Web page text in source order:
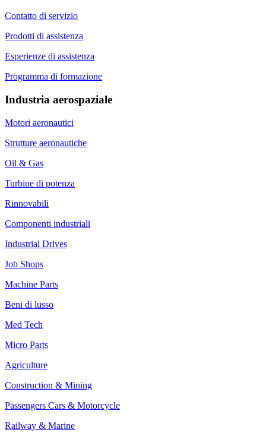
Contatto di servizio
Prodotti di assistenza
Esperienze di assistenza
Programma di formazione
Industria aerospaziale
Motori aeronautici
Strutture aeronautiche
Oil & Gas
Turbine di potenza
Rinnovabili
Componenti industriali
Industrial Drives
Job Shops
Machine Parts
Beni di lusso
Med Tech
Micro Parts
Agriculture
Construction & Mining
Passengers Cars & Motorcycle
Railway & Marine